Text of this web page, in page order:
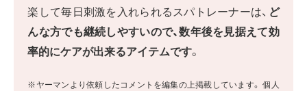
楽して毎日刺激を入れられるスパトレーナーは、 ど
んな方でも継続しやすいので、数年後を見据えて効
率的にケアが出来るアイテムです。
※ヤーマンより依頼したコメントを編集の上掲載しています。 個人